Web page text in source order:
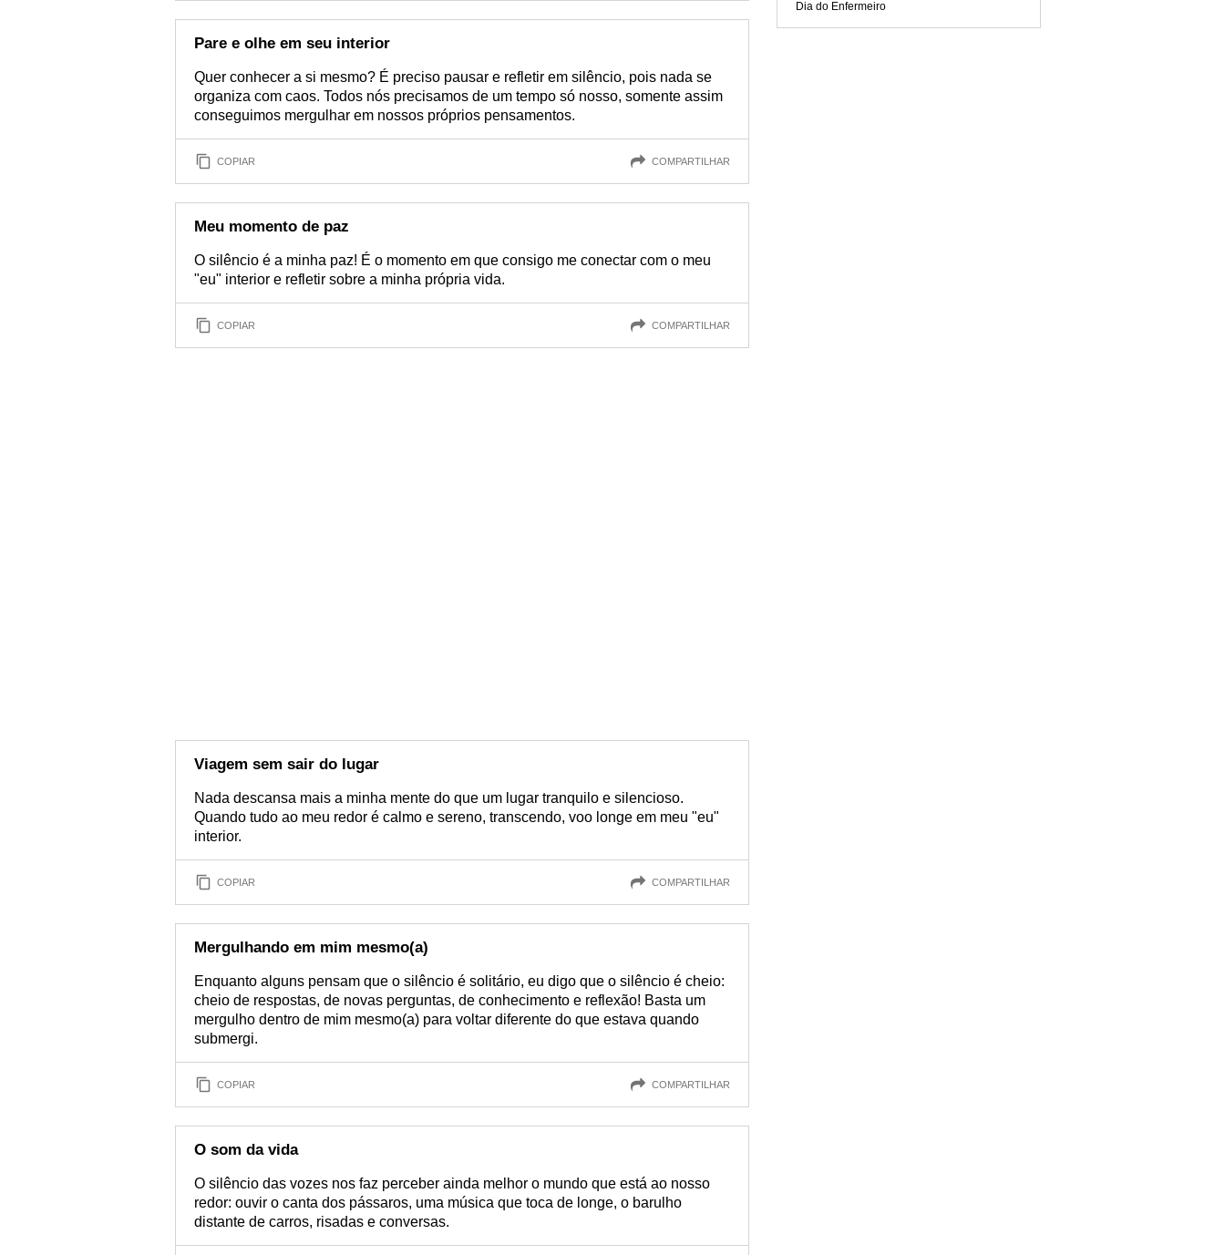
Pare e olhe em seu interior
Quer conhecer a si mesmo? É preciso pausar e refletir em silêncio, pois nada se
organiza com caos. Todos nós precisamos de um tempo só nosso, somente assim
conseguimos mergulhar em nossos próprios pensamentos.
COPIAR COMPARTILHAR
Meu momento de paz
O silêncio é a minha paz! É o momento em que consigo me conectar com o meu
"eu" interior e refletir sobre a minha própria vida.
COPIAR COMPARTILHAR
Viagem sem sair do lugar
Nada descansa mais a minha mente do que um lugar tranquilo e silencioso.
Quando tudo ao meu redor é calmo e sereno, transcendo, voo longe em meu "eu"
interior.
COPIAR COMPARTILHAR
Mergulhando em mim mesmo(a)
Enquanto alguns pensam que o silêncio é solitário, eu digo que o silêncio é cheio:
cheio de respostas, de novas perguntas, de conhecimento e reflexão! Basta um
mergulho dentro de mim mesmo(a) para voltar diferente do que estava quando
submergi.
COPIAR COMPARTILHAR
O som da vida
O silêncio das vozes nos faz perceber ainda melhor o mundo que está ao nosso
redor: ouvir o canta dos pássaros, uma música que toca de longe, o barulho
distante de carros, risadas e conversas.
Dia do Enfermeiro